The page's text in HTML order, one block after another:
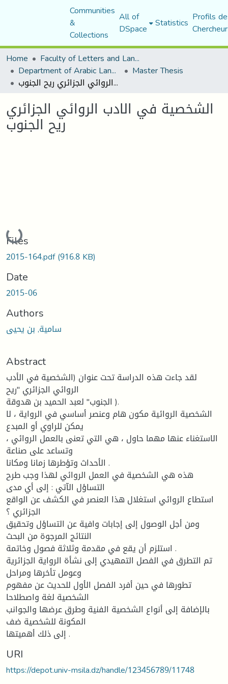
Communities
&
Collections
All of
DSpace Statistics Profils
Home
Faculty of Letters and Languages
Department of Arabic Language and Literature Master Thesis
الشخصية في الادب الروائي الجزائري ريح الجنوب
الشخصية في الادب الروائي الجزائري
ريح الجنوب
Loading...
Files
2015-164.pdf(916.8 KB)
Date
2015-06
Authors
سامية, بن يحيى
Abstract
لقد جاءت ھذه الدراسة تحت عنوان (الشخصیة في الأدب
الروائي الجزائري "ریح
الجنوب" لعبد الحمید بن ھدوقة ).
الشخصیة الروائیة مكون ھام وعنصر أساسي في الروایة ، لا
یمكن للراوي أو المبدع
الاستغناء عنھا مھما حاول ، ھي التي تعنى بالعمل الروائي ،
وتساعد على صناعة
الأحداث وتؤطرھا زمانا ومكانا .
ھذه ھي الشخصیة في العمل الروائي لھذا وجب طرح
التساؤل الآتي : إلى أي مدى
استطاع الروائي استغلال ھذا العنصر في الكشف عن الواقع
الجزائري ؟
ومن أجل الوصول إلى إجابات وافیة عن التساؤل وتحقیق
النتائج المرجوة من البحث
استلزم أن یقع في مقدمة وثلاثة فصول وخاتمة .
تم التطرق في الفصل التمھیدي إلى نشأة الروایة الجزائریة
وعومل تأخرھا ومراحل
تطورھا في حین أفرد الفصل الأول للحدیث عن مفھوم
الشخصیة لغة واصطلاحا
بالإضافة إلى أنواع الشخصیة الفنیة وطرق عرضھا والجوانب
المكونة للشخصیة ضف
إلى ذلك أھمیتھا .
URI
https://depot.univ-msila.dz/handle/123456789/11748